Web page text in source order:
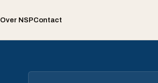
Over NSPContact